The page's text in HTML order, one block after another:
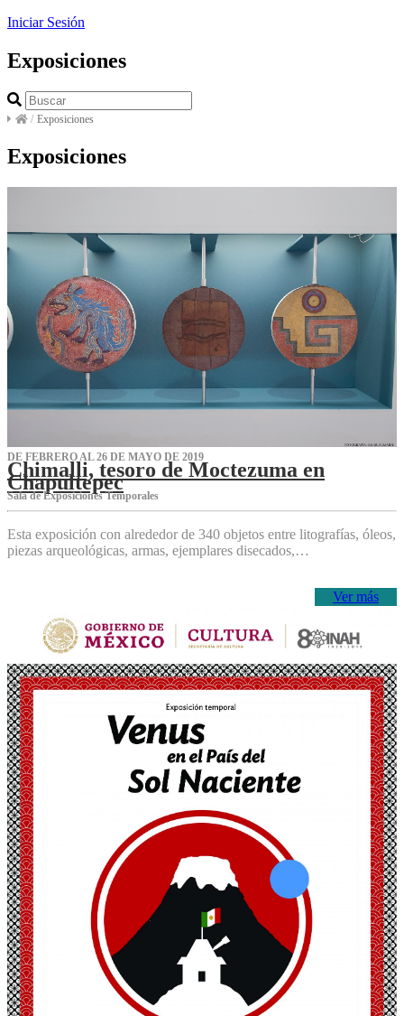
Iniciar Sesión
Exposiciones
/ Exposiciones
Exposiciones
DE FEBRERO AL 26 DE MAYO DE 2019
Chimalli, tesoro de Moctezuma en
Chapultepec
Sala de Exposiciones Temporales
Esta exposición con alrededor de 340 objetos entre litografías, óleos,
piezas arqueológicas, armas, ejemplares disecados,…
Ver más